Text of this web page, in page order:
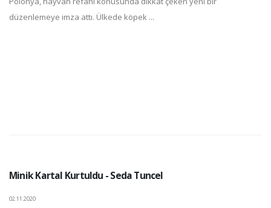
düzenlemeye imza attı. Ülkede köpek ...
Minik Kartal Kurtuldu - Seda Tuncel
02.11.2020